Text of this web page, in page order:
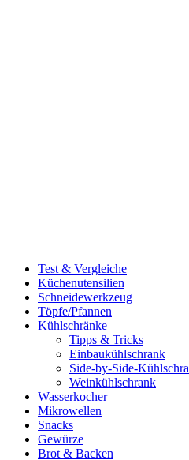
Test & Vergleiche
Küchenutensilien
Schneidewerkzeug
Töpfe/Pfannen
Kühlschränke
Tipps & Tricks
Einbaukühlschrank
Side-by-Side-
Weinkühlschrank
Wasserkocher
Mikrowellen
Snacks
Gewürze
Brot & Backen